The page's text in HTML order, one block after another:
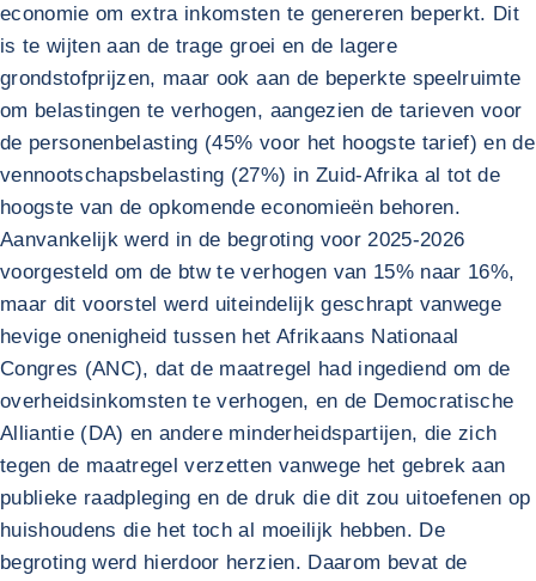
economie om extra inkomsten te genereren beperkt. Dit
is te wijten aan de trage groei en de lagere
grondstofprijzen, maar ook aan de beperkte speelruimte
om belastingen te verhogen, aangezien de tarieven voor
de personenbelasting (45% voor het hoogste tarief) en de
vennootschapsbelasting (27%) in Zuid-Afrika al tot de
hoogste van de opkomende economieën behoren.
Aanvankelijk werd in de begroting voor 2025-2026
voorgesteld om de btw te verhogen van 15% naar 16%,
maar dit voorstel werd uiteindelijk geschrapt vanwege
hevige onenigheid tussen het Afrikaans Nationaal
Congres (ANC), dat de maatregel had ingediend om de
overheidsinkomsten te verhogen, en de Democratische
Alliantie (DA) en andere minderheidspartijen, die zich
tegen de maatregel verzetten vanwege het gebrek aan
publieke raadpleging en de druk die dit zou uitoefenen op
huishoudens die het toch al moeilijk hebben. De
begroting werd hierdoor herzien. Daarom bevat de